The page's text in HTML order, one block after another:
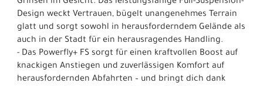
Grinsen im Gesicht. Das leistungsfähige Full-Suspension-
Design weckt Vertrauen, bügelt unangenehmes Terrain
glatt und sorgt sowohl in herausforderndem Gelände als
auch in der Stadt für ein herausragendes Handling.
- Das Powerfly+ FS sorgt für einen kraftvollen Boost auf
knackigen Anstiegen und zuverlässigen Komfort auf
herausfordernden Abfahrten – und bringt dich dank